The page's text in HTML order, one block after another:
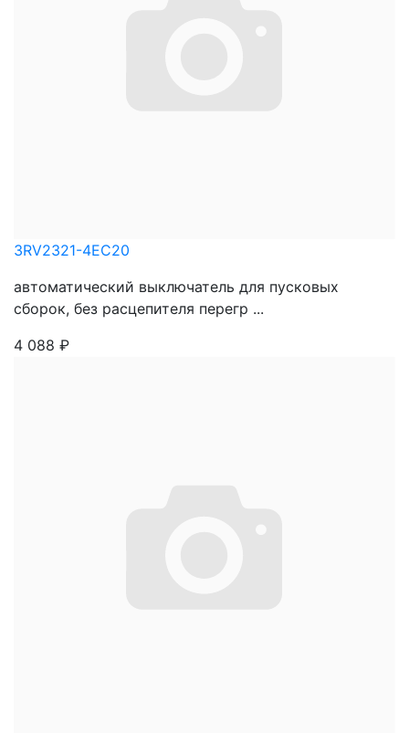
3RV2321-4EC20
автоматический выключатель для пусковых
сборок, без расцепителя перегр ...
4 088 ₽